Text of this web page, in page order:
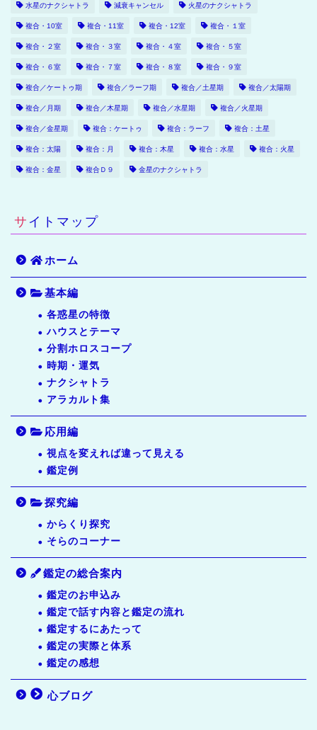
水星のナクシャトラ 減衰キャンセル 火星のナクシャトラ
複合・10室 複合・11室 複合・12室 複合・１室
複合・２室 複合・３室 複合・４室 複合・５室
複合・６室 複合・７室 複合・８室 複合・９室
複合／ケートゥ期 複合／ラーフ期 複合／土星期 複合／太陽期
複合／月期 複合／木星期 複合／水星期 複合／火星期
複合／金星期 複合：ケートゥ 複合：ラーフ 複合：土星
複合：太陽 複合：月 複合：木星 複合：水星 複合：火星
複合：金星 複合Ｄ９ 金星のナクシャトラ
サイトマップ
ホーム
基本編
各惑星の特徴
ハウスとテーマ
分割ホロスコープ
時期・運気
ナクシャトラ
アラカルト集
応用編
視点を変えれば違って見える
鑑定例
探究編
からくり探究
そらのコーナー
鑑定の総合案内
鑑定のお申込み
鑑定で話す内容と鑑定の流れ
鑑定するにあたって
鑑定の実際と体系
鑑定の感想
心ブログ